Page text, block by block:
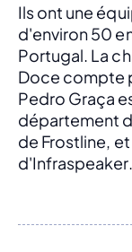
Ils ont une
d'environ 50
Portugal. La
Doce compte
Pedro Graça
département
de Frostline,
d'Infraspeaker.